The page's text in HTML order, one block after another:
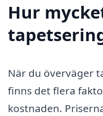
Hur
När du överväger
finns det flera
kostnaden.